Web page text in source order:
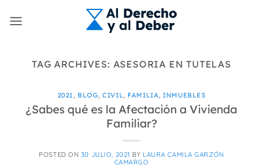
TAG ARCHIVES: ASESORIA EN TUTELAS
2021 , BLOG,CIVIL, FAMILIA,INMUEBLES
¿Sabes qué es la Afectación a Vivienda
Familiar?
POSTED ON 30 JULIO, 2021 BY LAURA CAMILA GARZÓN
CAMARGO